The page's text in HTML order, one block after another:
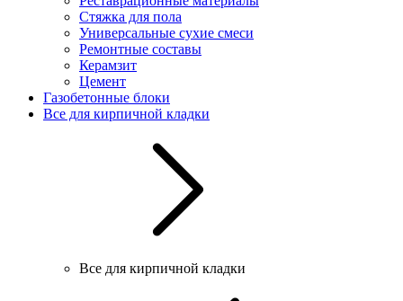
Стяжка для пола
Универсальные сухие смеси
Ремонтные составы
Керамзит
Цемент
Газобетонные блоки
Все для кирпичной кладки
Все для кирпичной кладки